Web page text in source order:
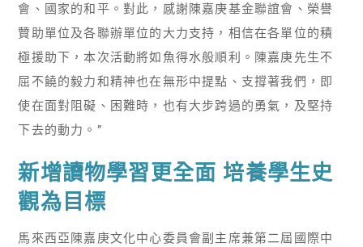
會、國家的和平。對此，感謝陳嘉庚基金聯誼會、榮譽
贊助單位及各聯辦單位的大力支持，相信在各單位的積
極援助下，本次活動將如魚得水般順利。陳嘉庚先生不
屈不饒的毅力和精神也在無形中提點、支撐著我們，即
使在面對阻礙、困難時，也有大步跨過的勇氣，及堅持
下去的動力。”
新增讀物學習更全面 培養學生史
觀為目標
馬來西亞陳嘉庚文化中心委員會副主席兼第二屆國際中